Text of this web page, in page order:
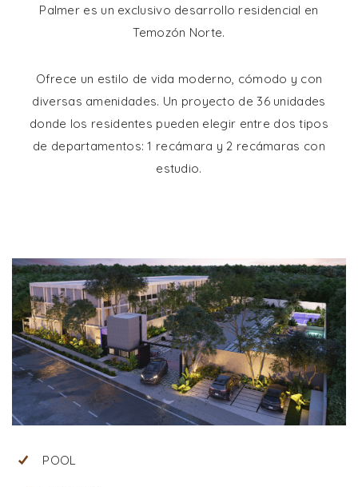
Palmer es un exclusivo desarrollo residencial en
Temozón Norte.
Ofrece un estilo de vida moderno, cómodo y con
diversas amenidades. Un proyecto de 36 unidades
donde los residentes pueden elegir entre dos tipos
de departamentos: 1 recámara y 2 recámaras con
estudio.
POOL